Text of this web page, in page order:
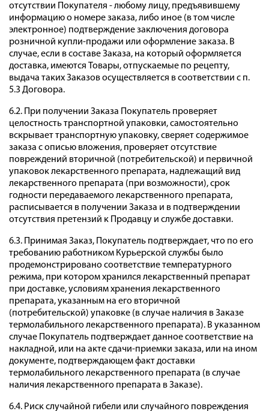
отсутствии Покупателя - любому лицу, предъявившему
информацию о номере заказа, либо иное (в том числе
электронное) подтверждение заключения договора
розничной купли-продажи или оформление заказа. В
случае, если в составе Заказа, на который оформляется
доставка, имеются Товары, отпускаемые по рецепту,
выдача таких Заказов осуществляется в соответствии с п.
5.3 Договора.
6.2. При получении Заказа Покупатель проверяет
целостность транспортной упаковки, самостоятельно
вскрывает транспортную упаковку, сверяет содержимое
заказа с описью вложения, проверяет отсутствие
повреждений вторичной (потребительской) и первичной
упаковок лекарственного препарата, надлежащий вид
лекарственного препарата (при возможности), срок
годности передаваемого лекарственного препарата,
расписывается в получении Заказа и в подтверждении
отсутствия претензий к Продавцу и службе доставки.
6.3. Принимая Заказ, Покупатель подтверждает, что по его
требованию работником Курьерской службы было
продемонстрировано соответствие температурного
режима, при котором хранился лекарственный препарат
при доставке, условиям хранения лекарственного
препарата, указанным на его вторичной
(потребительской) упаковке (в случае наличия в Заказе
термолабильного лекарственного препарата). В указанном
случае Покупатель подтверждает данное соответствие на
накладной, или на акте сдачи-приемки заказа, или на ином
документе, подтверждающем факт доставки
термолабильного лекарственного препарата (в случае
наличия лекарственного препарата в Заказе).
6.4. Риск случайной гибели или случайного повреждения